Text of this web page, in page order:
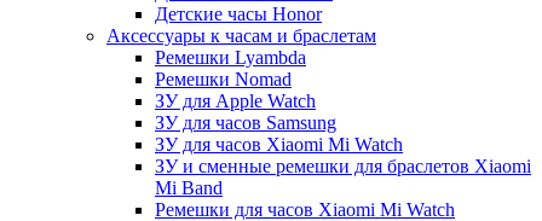
Детские часы Honor
Аксессуары к часам и браслетам
Ремешки Lyambda
Ремешки Nomad
ЗУ для Apple Watch
ЗУ для часов Samsung
ЗУ для часов Xiaomi Mi Watch
ЗУ и сменные ремешки для браслетов Xiaomi
Mi Band
Ремешки для часов Xiaomi Mi Watch